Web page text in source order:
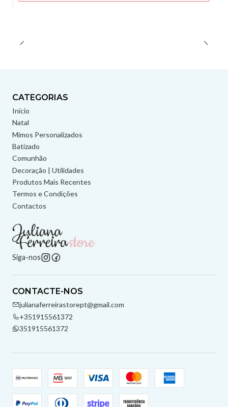
CATEGORIAS
Início
Natal
Mimos Personalizados
Batizado
Comunhão
Decoração | Utilidades
Produtos Mais Recentes
Termos e Condições
Contactos
Siga-nos
CONTACTE-NOS
julianaferreirastorept@gmail.com
+351915561372
351915561372